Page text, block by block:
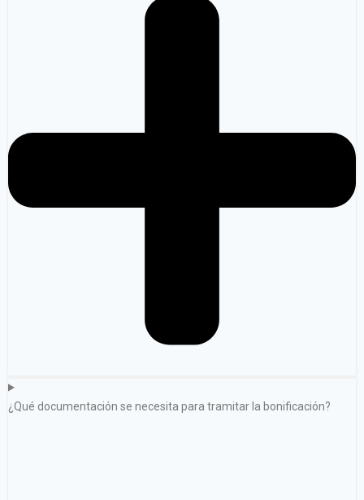
¿Qué documentación se necesita para tramitar la bonificación?